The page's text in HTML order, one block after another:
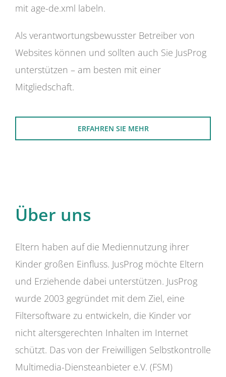
mit age-de.xml labeln.
Als verantwortungsbewusster Betreiber von
Websites können und sollten auch Sie JusProg
unterstützen – am besten mit einer
Mitgliedschaft.
ERFAHREN SIE MEHR
Über uns
Eltern haben auf die Mediennutzung ihrer
Kinder großen Einfluss. JusProg möchte Eltern
und Erziehende dabei unterstützen. JusProg
wurde 2003 gegründet mit dem Ziel, eine
Filtersoftware zu entwickeln, die Kinder vor
nicht altersgerechten Inhalten im Internet
schützt. Das von der Freiwilligen Selbstkontrolle
Multimedia-Diensteanbieter e.V. (FSM)